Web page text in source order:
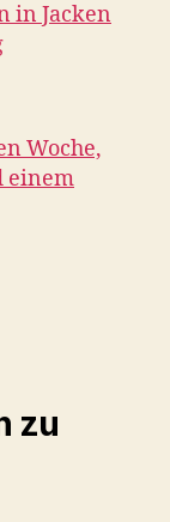
in Jacken
Woche,
einem
zu